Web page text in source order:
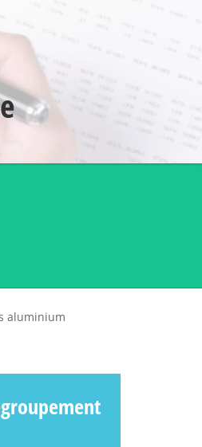
aluminium